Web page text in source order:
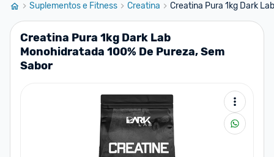
Suplementos e Fitness Creatina Creatina Pura 1kg Dark
Creatina Pura 1kg Dark Lab
Monohidratada 100% De Pureza, Sem
Sabor